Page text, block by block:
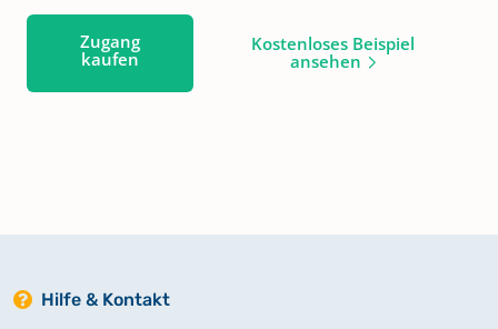
Zugang
kaufen
Kostenloses Beispiel
ansehen
Hilfe & Kontakt